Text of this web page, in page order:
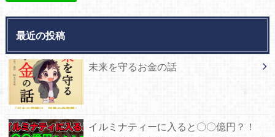
最近の投稿
未来を守るお金の話
イルミナティーに入ると〇〇億円？！